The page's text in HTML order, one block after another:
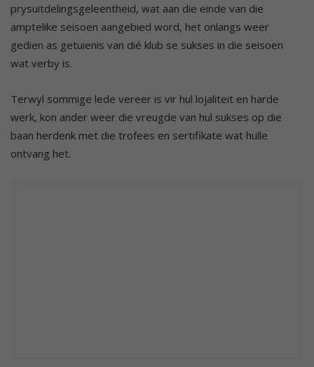
prysuitdelingsgeleentheid, wat aan die einde van die
amptelike seisoen aangebied word, het onlangs weer
gedien as getuienis van dié klub se sukses in die seisoen
wat verby is.
Terwyl sommige lede vereer is vir hul lojaliteit en harde
werk, kon ander weer die vreugde van hul sukses op die
baan herdenk met die trofees en sertifikate wat hulle
ontvang het.